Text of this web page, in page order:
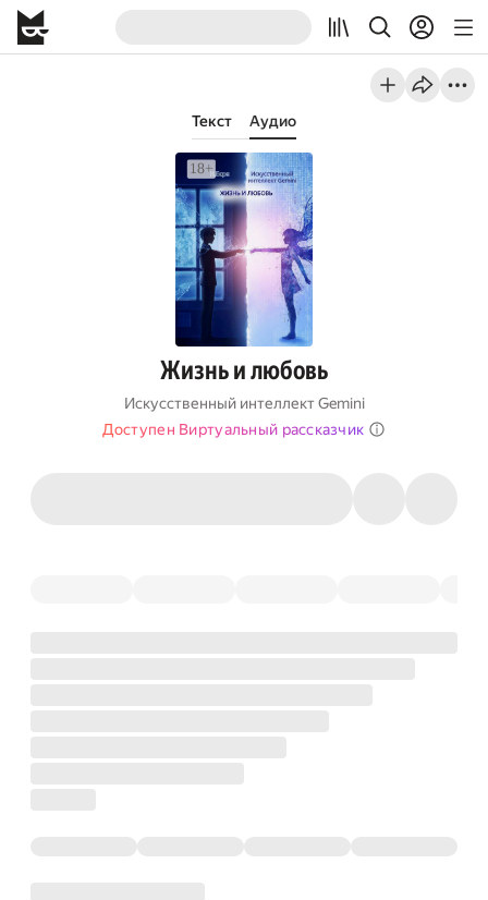
Текст Аудио
Жизнь и любовь
Искусственный интеллект Gemini
Доступен Виртуальный рассказчик